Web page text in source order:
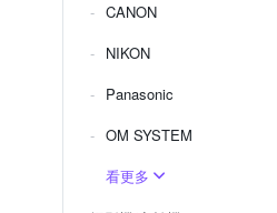
CANON
NIKON
Panasonic
OM SYSTEM
看更多